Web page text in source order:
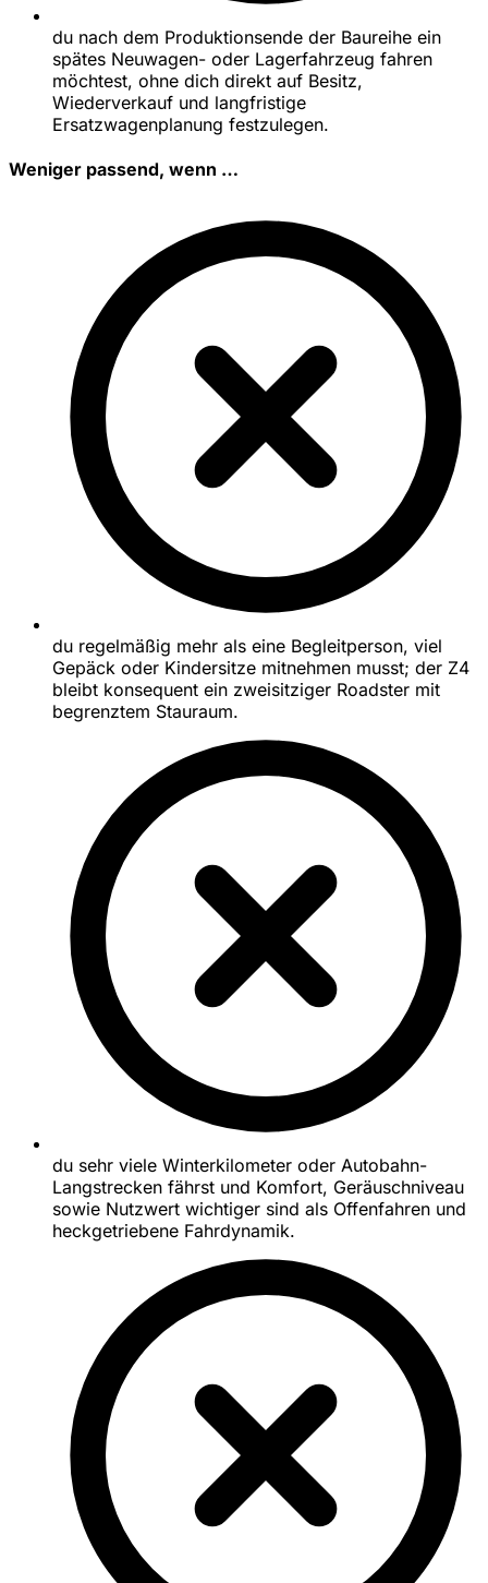
du nach dem Produktionsende der Baureihe ein
spätes Neuwagen- oder Lagerfahrzeug fahren
möchtest, ohne dich direkt auf Besitz,
Wiederverkauf und langfristige
Ersatzwagenplanung festzulegen.
Weniger passend, wenn …
du regelmäßig mehr als eine Begleitperson, viel
Gepäck oder Kindersitze mitnehmen musst; der Z4
bleibt konsequent ein zweisitziger Roadster mit
begrenztem Stauraum.
du sehr viele Winterkilometer oder Autobahn-
Langstrecken fährst und Komfort, Geräuschniveau
sowie Nutzwert wichtiger sind als Offenfahren und
heckgetriebene Fahrdynamik.